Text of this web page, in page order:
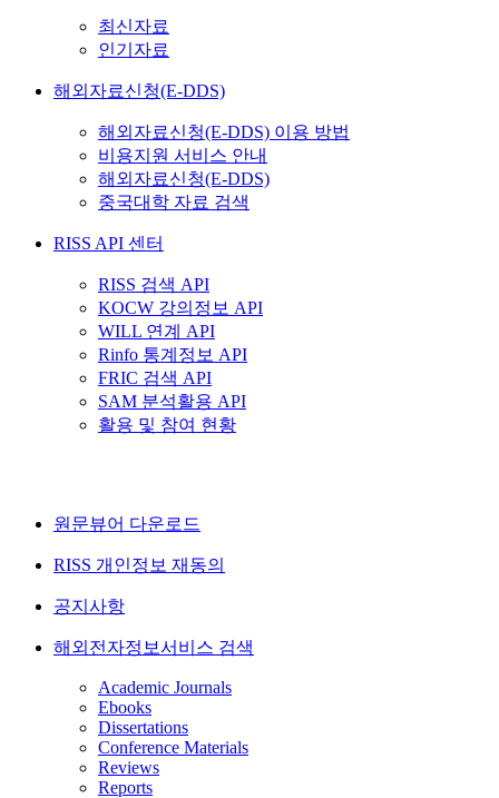
최신자료
인기자료
해외자료신청(E-DDS)
해외자료신청(E-DDS) 이용 방법
비용지원 서비스 안내
해외자료신청(E-DDS)
중국대학 자료 검색
RISS API 센터
RISS 검색 API
KOCW 강의정보 API
WILL 연계 API
Rinfo 통계정보 API
FRIC 검색 API
SAM 분석활용 API
활용 및 참여 현황
원문뷰어 다운로드
RISS 개인정보 재동의
공지사항
해외전자정보서비스 검색
Academic Journals
Ebooks
Dissertations
Conference Materials
Reviews
Reports